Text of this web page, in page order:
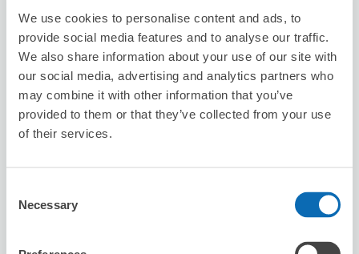
We use cookies to personalise content and ads, to
provide social media features and to analyse our traffic.
We also share information about your use of our site with
our social media, advertising and analytics partners who
may combine it with other information that you’ve
provided to them or that they’ve collected from your use
of their services.
Selection
Necessary
201LAB PLATFORM KYOTO
本日の営業時間: 閉店